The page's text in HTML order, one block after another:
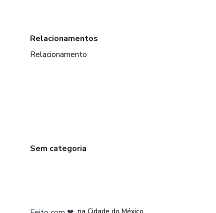
Relacionamentos
Relacionamento
Sem categoria
na Cidade do México